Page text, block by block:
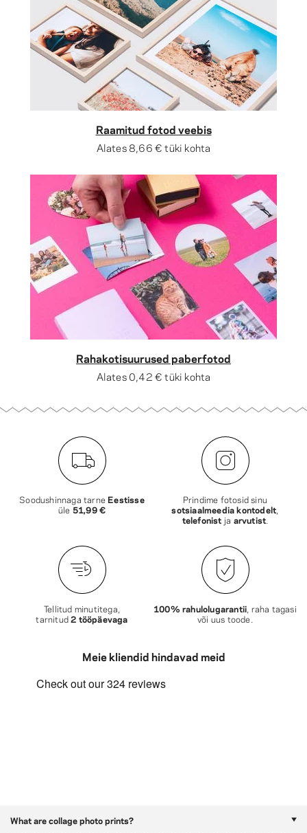
Raamitud fotod veebis
Alates8,66 €tüki kohta
Rahakotisuurused paberfotod
Alates0,42 €tüki kohta
Soodushinnaga tarne Eestisse
üle 51,99 €
Prindime fotosid sinu
sotsiaalmeedia kontodelt
telefonist ja arvutist
Tellitud minutitega,
tarnitud2 tööpäevaga
100% rahulolugarantii , raha tagasi
või uus toode.
Meie kliendid hindavad meid
What are collage photo prints?